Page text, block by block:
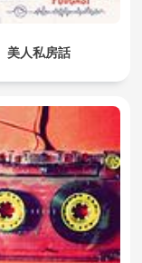
美人私房話